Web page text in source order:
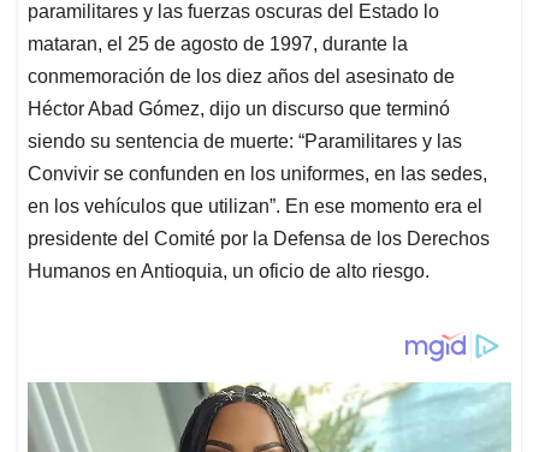
paramilitares y las fuerzas oscuras del Estado lo
mataran, el 25 de agosto de 1997, durante la
conmemoración de los diez años del asesinato de
Héctor Abad Gómez, dijo un discurso que terminó
siendo su sentencia de muerte: “Paramilitares y las
Convivir se confunden en los uniformes, en las sedes,
en los vehículos que utilizan”. En ese momento era el
presidente del Comité por la Defensa de los Derechos
Humanos en Antioquia, un oficio de alto riesgo.